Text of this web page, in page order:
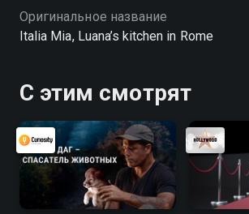
Оригинальное название
Italia Mia, Luana’s kitchen in Rome
С этим смотрят